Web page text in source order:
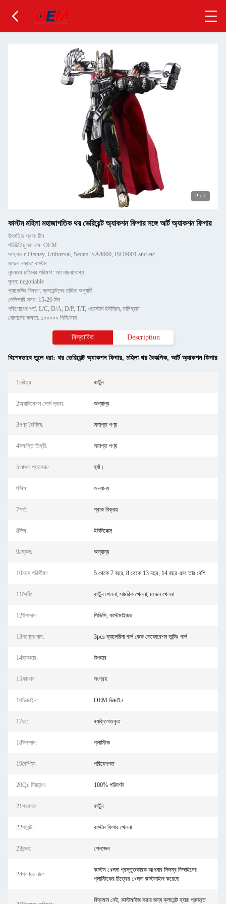
2 / 7
কাস্টম মহিলা মহাজাগতিক থর ভেরিয়েন্ট অ্যাকশন ফিগার সঙ্গে আর্ট অ্যাকশন ফিগার
উৎপত্তি স্থল: চীন
পরিচিতিমুলক নাম: OEM
সাক্ষ্যদান: Disney, Universal, Sedex, SA8000, ISO9001 and etc
মডেল নম্বার: কাস্টম
ন্যূনতম চাহিদার পরিমাণ: আলোচনাযোগ্য
মূল্য: negotiable
প্যাকেজিং বিবরণ: ক্লায়েন্টদের চাহিদা অনুযায়ী
ডেলিভারি সময়: 15-20 দিন
পরিশোধের শর্ত: L/C, D/A, D/P, T/T, ওয়েস্টার্ন ইউনিয়ন, মানিগ্রাম
যোগানের ক্ষমতা: ১০০০০০ পিসি/মাস
বিস্তারিত Description
বিশেষভাবে তুলে ধরা: থর ভেরিয়েন্ট অ্যাকশন ফিগার, মহিলা থর বৈকল্পিক, আর্ট অ্যাকশন ফিগার
1চরিত্র: কার্টুন
2অ্যানিমেশন সোর্স দ্বারা: অন্যান্য
3পণ্য বৈশিষ্ট্য: সমাপ্ত পণ্য
4সমাপ্তি ডিগ্রী: সমাপ্ত পণ্য
5আসল প্যাকেজ: হ্যাঁ।
6থিম: অন্যান্য
7শর্ত: প্রাক বিক্রয়
8লিঙ্গ: ইউনিসেক্স
9স্কেল: অন্যান্য
10বয়স পরিসীমা: 5 থেকে 7 বছর, 8 থেকে 13 বছর, 14 বছর এবং তার বেশি
11শৈলী: কার্টুন খেলনা, সামরিক খেলনা, মডেল খেলনা
12উপাদান: পিভিসি, কাস্টমাইজড
13পণ্যের নাম: 3pcs ব্যালেরিনা গার্ল কেক ডেকোরেশন ডান্সিং গার্ল
14ব্যবহার: উপহার
15ফাংশন: সংগ্রহ
16ডিজাইন: OEM ডিজাইন
17রং: ব্যক্তিগতকৃত
18উপাদান: প্লাস্টিক
19বৈশিষ্ট্য: পরিবেশগত
20Qc নিয়ন্ত্রণ: 100% পরিদর্শন
21প্রকার: কার্টুন
22পয়েন্ট: কাস্টম ফিগার খেলনা
23বন্দর: শেনজেন
24পণ্যের নাম:
কাস্টম খেলনা প্রস্তুতকারক আপনার নিজস্ব ডিজাইনের
প্লাস্টিকের চিত্রের খেলনা কাস্টমাইজ করেছে
বিদ্যমান নেই, কাস্টমাইজ করার জন্য ক্লায়েন্ট দ্বারা প্রদত্ত